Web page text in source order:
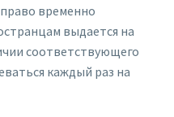
временно
выдается на
соответствующего
каждый раз на